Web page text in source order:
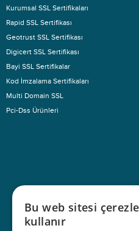
Kurumsal SSL Sertifikaları
Rapid SSL Sertifikası
Geotrust SSL Sertifikası
Digicert SSL Sertifikası
Bayi SSL Sertifikalar
Kod İmzalama Sertifikaları
Multi Domain SSL
Pci-Dss Ürünleri
Bu web sitesi
kullanır